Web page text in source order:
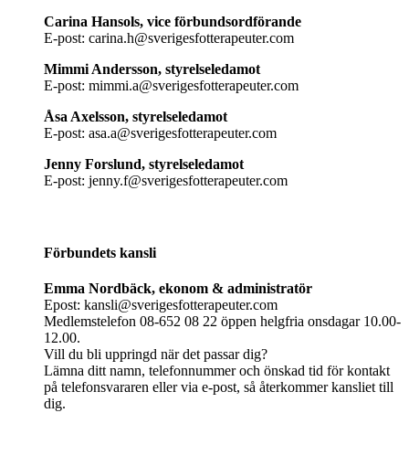
Carina Hansols, vice förbundsordförande
E-post: carina.h@sverigesfotterapeuter.com
Mimmi Andersson, styrelseledamot
E-post: mimmi.a@sverigesfotterapeuter.com
Åsa Axelsson, styrelseledamot
E-post: asa.a@sverigesfotterapeuter.com
Jenny Forslund, styrelseledamot
E-post: jenny.f@sverigesfotterapeuter.com
Förbundets kansli
Emma Nordbäck, ekonom & administratör
Epost: kansli@sverigesfotterapeuter.com
Medlemstelefon 08-652 08 22 öppen helgfria onsdagar 10.00-
12.00.
Vill du bli uppringd när det passar dig?
Lämna ditt namn, telefonnummer och önskad tid för kontakt
på telefonsvararen eller via e-post, så återkommer kansliet till
dig.